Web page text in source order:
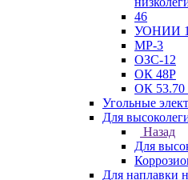
46
УОНИИ
МР-3
ОЗС-12
ОК 48Р
ОК 53.70
Угольные
Для
Назад
Для
Для наплавки